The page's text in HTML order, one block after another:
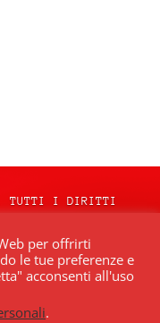
TUTTI I DIRITTI
da: OCEWeb
|
PRIVACY
Licenza
per offrirti
le tue preferenze e
acconsenti all'uso
.